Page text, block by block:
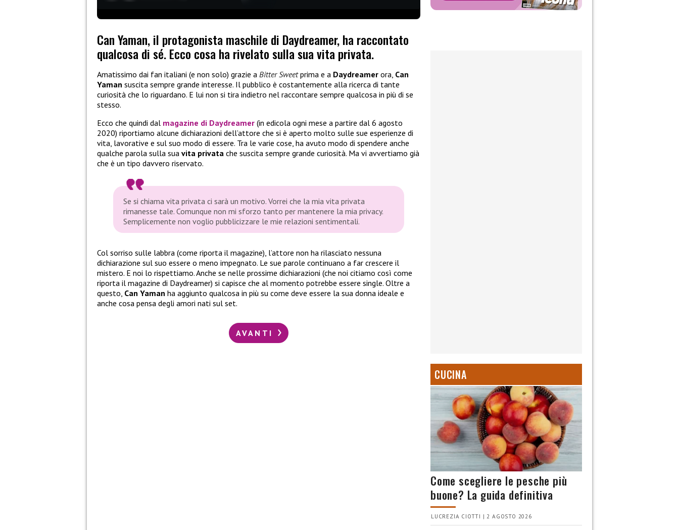
Can Yaman, il protagonista maschile di Daydreamer, ha raccontato
qualcosa di sé. Ecco cosa ha rivelato sulla sua vita privata.
Amatissimo dai fan italiani (e non solo) grazie a Bitter Sweetprima e a Daydreamer ora, Can
Yaman suscita sempre grande interesse. Il pubblico è costantemente alla ricerca di tante
curiosità che lo riguardano. E lui non si tira indietro nel raccontare sempre qualcosa in più di se
stesso.
Ecco che quindi dal magazine di Daydreamer (in edicola ogni mese a partire dal 6 agosto
2020) riportiamo alcune dichiarazioni dell’attore che si è aperto molto sulle sue esperienze di
vita, lavorative e sul suo modo di essere. Tra le varie cose, ha avuto modo di spendere anche
qualche parola sulla sua vita privata che suscita sempre grande curiosità. Ma vi avvertiamo già
che è un tipo davvero riservato.
Se si chiama vita privata ci sarà un motivo. Vorrei che la mia vita privata
rimanesse tale. Comunque non mi sforzo tanto per mantenere la mia privacy.
Semplicemente non voglio pubblicizzare le mie relazioni sentimentali.
Col sorriso sulle labbra (come riporta il magazine), l’attore non ha rilasciato nessuna
dichiarazione sul suo essere o meno impegnato. Le sue parole continuano a far crescere il
mistero. E noi lo rispettiamo. Anche se nelle prossime dichiarazioni (che noi citiamo così come
riporta il magazine di Daydreamer) si capisce che al momento potrebbe essere single. Oltre a
questo, Can Yaman ha aggiunto qualcosa in più su come deve essere la sua donna ideale e
anche cosa pensa degli amori nati sul set.
AVANTI
CUCINA
Come scegliere le pesche più
buone? La guida definitiva
LUCREZIA CIOTTI | 2 AGOSTO 2026